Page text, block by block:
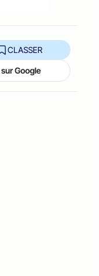
CLASSER
Google